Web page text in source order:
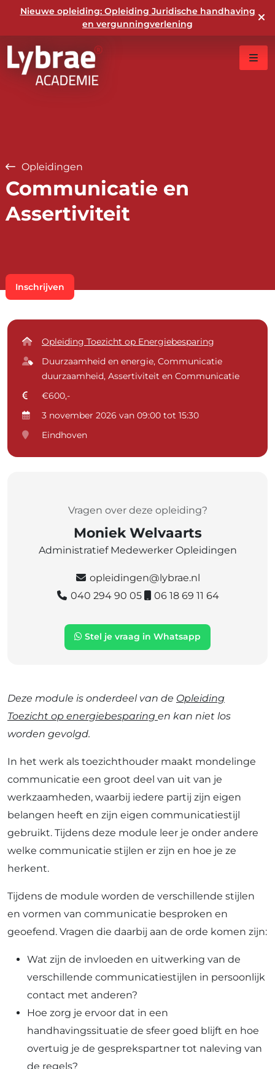
Nieuwe opleiding: Opleiding Juridische handhaving
en vergunningverlening
Opleidingen
Communicatie en
Assertiviteit
Inschrijven
Deze module is onderdeel van de Opleiding
Toezicht op energiebesparing en kan niet los
worden gevolgd.
In het werk als toezichthouder maakt mondelinge
communicatie een groot deel van uit van je
werkzaamheden, waarbij iedere partij zijn eigen
belangen heeft en zijn eigen communicatiestijl
gebruikt. Tijdens deze module leer je onder andere
welke communicatie stijlen er zijn en hoe je ze
herkent.
Tijdens de module worden de verschillende stijlen
en vormen van communicatie besproken en
geoefend. Vragen die daarbij aan de orde komen zijn:
Wat zijn de invloeden en uitwerking van de
verschillende communicatiestijlen in persoonlijk
contact met anderen?
Hoe zorg je ervoor dat in een
handhavingssituatie de sfeer goed blijft en hoe
overtuig je de gesprekspartner tot naleving van
de regels?
Opleiding Toezicht op Energiebesparing
Duurzaamheid en energie, Communicatie
duurzaamheid, Assertiviteit en Communicatie
€600,-
3 november 2026 van 09:00 tot 15:30
Eindhoven
Vragen over deze opleiding?
Moniek Welvaarts
Administratief Medewerker Opleidingen
opleidingen@lybrae.nl
040 294 90 05
06 18 69 11 64
Stel je vraag in Whatsapp